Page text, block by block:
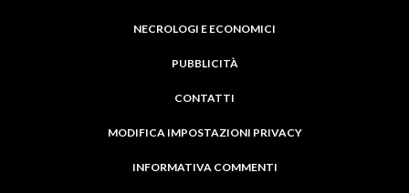
NECROLOGI E ECONOMICI
PUBBLICITÀ
CONTATTI
MODIFICA IMPOSTAZIONI PRIVACY
INFORMATIVA COMMENTI